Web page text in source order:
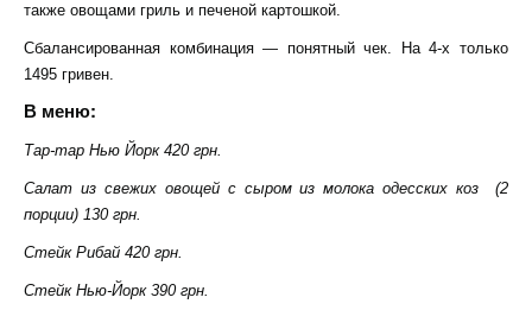
также овощами гриль и печеной картошкой.
Сбалансированная комбинация — понятный чек. На 4-х только
1495 гривен.
В меню:
Тар-тар Нью Йорк 420 грн.
Салат из свежих овощей с сыром из молока одесских коз (2
порции) 130 грн.
Стейк Рибай 420 грн.
Стейк Нью-Йорк 390 грн.